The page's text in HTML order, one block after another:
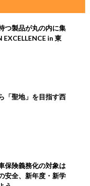
つ製品が丸の内に集
in 東
「聖地」を目指す西
保険義務化の対象は
安全、新年度・新学